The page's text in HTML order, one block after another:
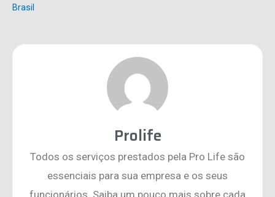
Brasil
Prolife
Todos os serviços prestados pela Pro Life são
essenciais para sua empresa e os seus
funcionários. Saiba um pouco mais sobre cada